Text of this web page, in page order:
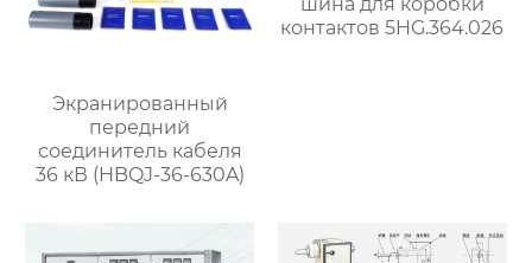
Экранированный
передний
соединитель кабеля
36 кВ (HBQJ-36-630A)
шина для коробки
контактов 5HG.364.026